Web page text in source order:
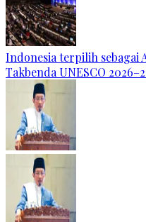
Indonesia terpilih sebagai
Takbenda UNESCO